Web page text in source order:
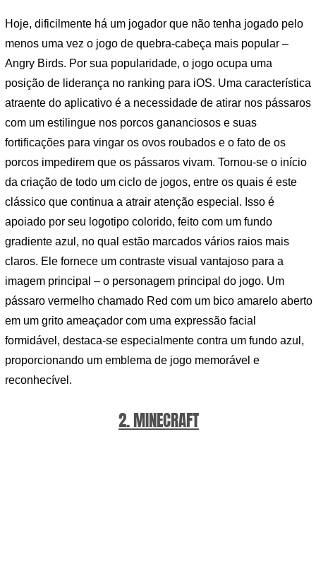
Hoje, dificilmente há um jogador que não tenha jogado pelo
menos uma vez o jogo de quebra-cabeça mais popular –
Angry Birds. Por sua popularidade, o jogo ocupa uma
posição de liderança no ranking para iOS. Uma característica
atraente do aplicativo é a necessidade de atirar nos pássaros
com um estilingue nos porcos gananciosos e suas
fortificações para vingar os ovos roubados e o fato de os
porcos impedirem que os pássaros vivam. Tornou-se o início
da criação de todo um ciclo de jogos, entre os quais é este
clássico que continua a atrair atenção especial. Isso é
apoiado por seu logotipo colorido, feito com um fundo
gradiente azul, no qual estão marcados vários raios mais
claros. Ele fornece um contraste visual vantajoso para a
imagem principal – o personagem principal do jogo. Um
pássaro vermelho chamado Red com um bico amarelo aberto
em um grito ameaçador com uma expressão facial
formidável, destaca-se especialmente contra um fundo azul,
proporcionando um emblema de jogo memorável e
reconhecível.
2. MINECRAFT